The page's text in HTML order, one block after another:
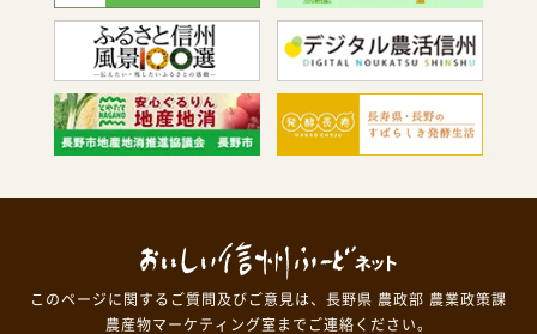
このページに関するご質問及びご意見は、長野県 農政部 農業政策課
農産物マーケティング室までご連絡ください。